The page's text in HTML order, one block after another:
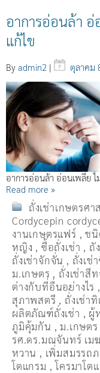
อาการอ่อนล้า อ่
แก้ไข
By admin2 | ตุลาคม
อาการอ่อนล้า อ่อนเพลีย
Read more »
ถั่งเช่าเกษตรศา
Cordycepin
งานเกษตรแฟร์ ,ชนิ
หญิง , ซื้อถั่งเช่า , ถั
ถั่งเช่าจักจั่น , ถั่งเช่
ม.เกษตร , ถั่งเช่าสีท
ต่างกับที่อื่นอย่างไร ,
สุภาพสตรี , ถั่่งเช่า
ผลิตภัณฑ์ถั่งเช่า , ผู้
ภูมิคุ้มกัน ,ม.เกษตร
รศ.ดร.มณจันทร์ เม
หวาน , เพิ่มสมรรถ
โตแกรม ,โครมาโต